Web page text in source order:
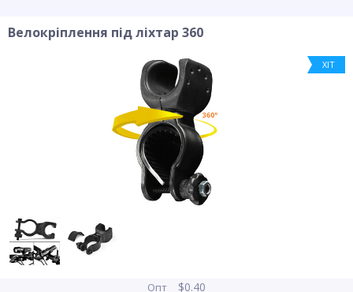
Велокріплення під ліхтар 360
ХІТ
Опт $0.40